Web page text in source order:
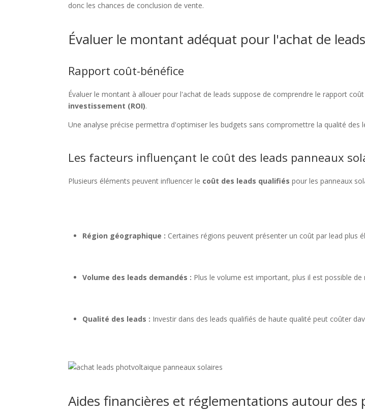
donc les chances de conclusion de vente.
Évaluer le montant adéquat pour l'achat de leads
Rapport coût-bénéfice
Évaluer le montant à allouer pour l'achat de leads suppose de comprendre le rapport
investissement (ROI).
Une analyse précise permettra d'optimiser les budgets sans compromettre la qualité des
Les facteurs influençant le coût des leads panneaux
Plusieurs éléments peuvent influencer le coût des leads qualifiés pour les panneaux
Région géographique : Certaines régions peuvent présenter un coût par lead plus
Volume des leads demandés : Plus le volume est important, plus il est possible
Qualité des leads : Investir dans des leads qualifiés de haute qualité peut coûter
Aides financières et réglementations autour